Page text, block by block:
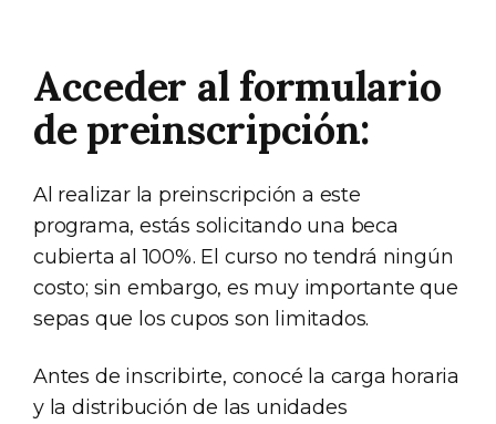
Acceder al formulario
de preinscripción:
Al realizar la preinscripción a este
programa, estás solicitando una beca
cubierta al 100%. El curso no tendrá ningún
costo; sin embargo, es muy importante que
sepas que los cupos son limitados.
Antes de inscribirte, conocé la carga horaria
y la distribución de las unidades